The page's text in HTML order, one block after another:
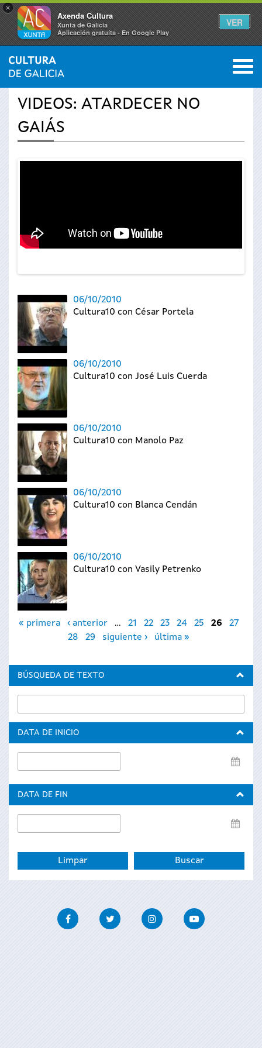
×
Axenda Cultura
Xunta de Galicia
Aplicación gratuíta - En Google Play
VER
Se
encuentra
usted
INICIO › ACTUALIDAD 0
VIDEOS: ATARDECER NO
GAIÁS
06/10/2010
Cultura10 con César Portela
06/10/2010
Cultura10 con José Luis Cuerda
06/10/2010
Cultura10 con Manolo Paz
06/10/2010
Cultura10 con Blanca Cendán
06/10/2010
Cultura10 con Vasily Petrenko
Páginas
« primera ‹ anterior … 21 22 23 24 25 26
27
28
29 siguiente › última »
BÚSQUEDA DE TEXTO
DATA DE INICIO
de
DATA DE FIN
de
FacebookTwitter InstagramYoutube